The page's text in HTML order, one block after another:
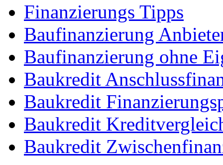
Finanzierungs Tipps
Baufinanzierung
Baufinanzierung ohne
Baukredit
Baukredit
Baukredit
Baukredit